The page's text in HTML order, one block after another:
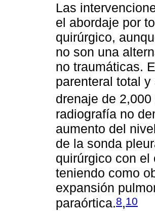
Las
el abordaje por
quirúrgico,
no son una
no traumáticas.
parenteral total
drenaje de
radiografía no
aumento del
de la sonda
quirúrgico con
teniendo como
expansión
paraórtica.8,10